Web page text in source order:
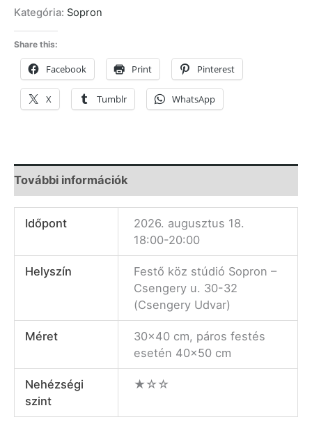
Kategória: Sopron
Share this:
Facebook Print Pinterest
X Tumblr WhatsApp
További információk
Időpont
2026. augusztus 18.
18:00-20:00
Helyszín
Festő köz stúdió Sopron –
Csengery u. 30-32
(Csengery Udvar)
Méret
30×40 cm, páros festés
esetén 40×50 cm
Nehézségi
szint
★☆☆